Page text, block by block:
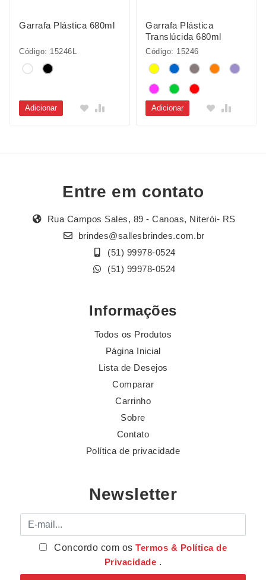
Garrafa Plástica 680ml
Código: 15246L
Adicionar
Garrafa Plástica
Translúcida 680ml
Código: 15246
Adicionar
Entre em contato
Rua Campos Sales, 89 - Canoas, Niterói- RS
brindes@sallesbrindes.com.br
(51) 99978-0524
(51) 99978-0524
Informações
Todos os Produtos
Página Inicial
Lista de Desejos
Comparar
Carrinho
Sobre
Contato
Política de privacidade
Newsletter
E-mail
Concordo com osTermos & Política de
Privacidade .